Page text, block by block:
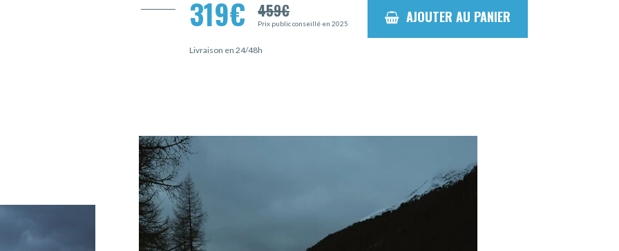
319€ 459€
Prix public conseillé en 2025 AJOUTER AU PANIER
Livraison en 24/48h